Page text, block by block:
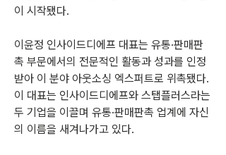
이 시작됐다.
이윤정 인사이드디에프 대표는 유통·판매판
촉 부문에서의 전문적인 활동과 성과를 인정
받아 이 분야 아웃소싱 엑스퍼트로 위촉됐다.
이 대표는 인사이드디에프와 스탭플러스라는
두 기업을 이끌며 유통·판매판촉 업계에 자신
의 이름을 새겨나가고 있다.